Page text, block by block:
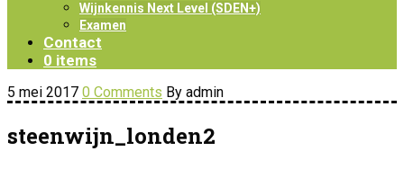
Wijnkennis Next Level (SDEN+)
Examen
Contact
0 items
5 mei 2017 0 Comments By admin
steenwijn_londen2